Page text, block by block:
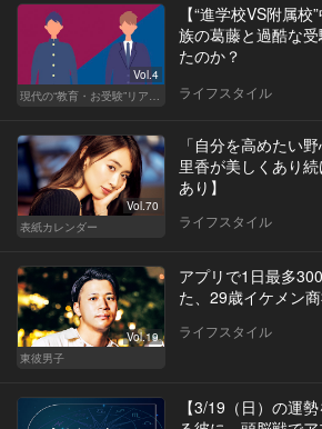
Vol.4
【“進学校VS附属
族の葛藤と過酷な
たのか？
ライフスタイル
Vol.70
表紙カレンダー
「自分を高めたい
里香が美しくあり
あり】
ライフスタイル
Vol.19
東彼男子
アプリで1日最多
た、29歳イケメン
ライフスタイル
【3/19（日）の運